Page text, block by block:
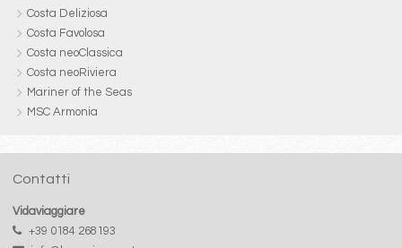
Costa Deliziosa
Costa Favolosa
Costa neoClassica
Costa neoRiviera
Mariner of the Seas
MSC Armonia
Contatti
Vidaviaggiare
+39 0184 268193